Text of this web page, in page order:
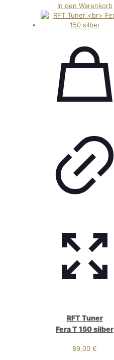
In den Warenkorb
RFT Tuner
Fera T 150 silber
89,00€